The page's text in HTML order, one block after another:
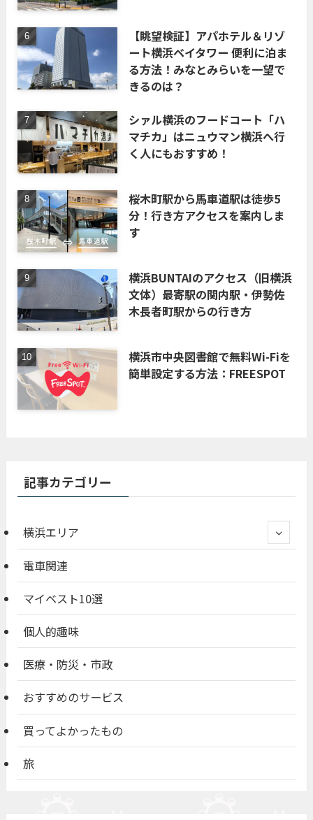
【眺望検証】アパホテル＆リゾ
ート横浜ベイタワー 便利に泊ま
る方法！みなとみらいを一望で
きるのは？
シァル横浜のフードコート「ハ
マチカ」はニュウマン横浜へ行
く人にもおすすめ！
桜木町駅から馬車道駅は徒歩5
分！行き方アクセスを案内しま
す
横浜BUNTAIのアクセス（旧横浜
文体）最寄駅の関内駅・伊勢佐
木長者町駅からの行き方
横浜市中央図書館で無料Wi-Fiを
簡単設定する方法：FREESPOT
記事カテゴリー
横浜エリア
電車関連
マイベスト10選
個人的趣味
医療・防災・市政
おすすめのサービス
買ってよかったもの
旅